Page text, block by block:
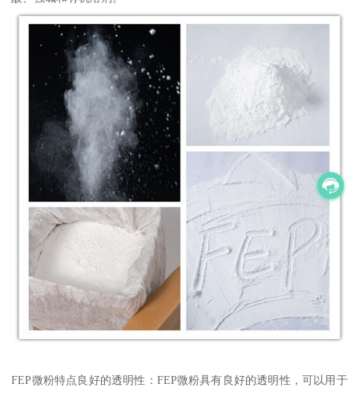
FEP微粉特点良好的透明性：FEP微粉具有良好的透明性，可以用于